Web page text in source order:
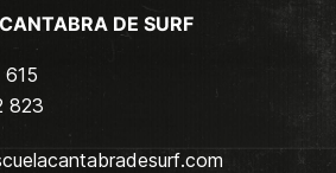
DE SURF
823